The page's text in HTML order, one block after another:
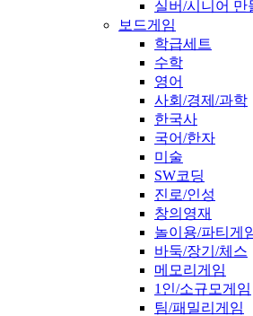
실버/시니어 만
보드게임
학급세트
수학
영어
사회/경제/과학
한국사
국어/한자
미술
SW코딩
진로/인성
창의영재
놀이용/파티게
바둑/장기/체스
메모리게임
1인/소규모게임
팀/패밀리게임